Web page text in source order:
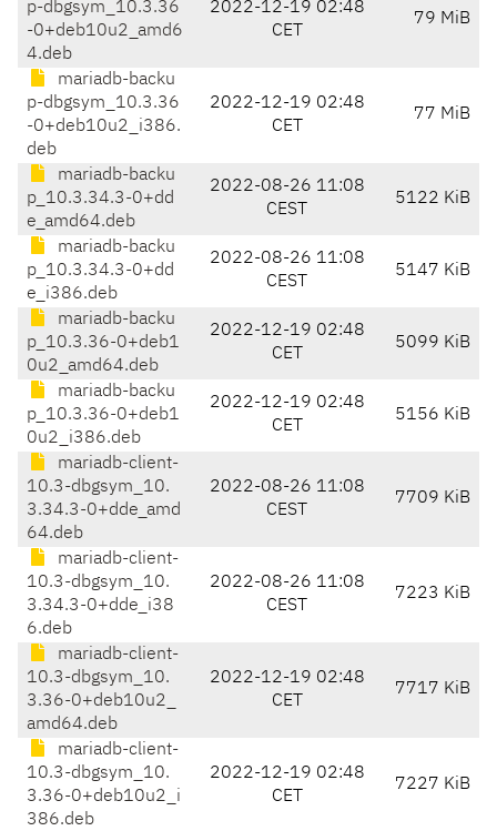
p-dbgsym_10.3.36
-0+deb10u2_amd6
4.deb
2022-12-19 02:48
CET
79 MiB
mariadb-backu
p-dbgsym_10.3.36
-0+deb10u2_i386.
deb
2022-12-19 02:48
CET
77 MiB
mariadb-backu
p_10.3.34.3-0+dd
e_amd64.deb
2022-08-26 11:08
CEST
5122 KiB
mariadb-backu
p_10.3.34.3-0+dd
e_i386.deb
2022-08-26 11:08
CEST
5147 KiB
mariadb-backu
p_10.3.36-0+deb1
0u2_amd64.deb
2022-12-19 02:48
CET
5099 KiB
mariadb-backu
p_10.3.36-0+deb1
0u2_i386.deb
2022-12-19 02:48
CET
5156 KiB
mariadb-client-
10.3-dbgsym_10.
3.34.3-0+dde_amd
64.deb
2022-08-26 11:08
CEST
7709 KiB
mariadb-client-
10.3-dbgsym_10.
3.34.3-0+dde_i38
6.deb
2022-08-26 11:08
CEST
7223 KiB
mariadb-client-
10.3-dbgsym_10.
3.36-0+deb10u2_
amd64.deb
2022-12-19 02:48
CET
7717 KiB
mariadb-client-
10.3-dbgsym_10.
3.36-0+deb10u2_i
386.deb
2022-12-19 02:48
CET
7227 KiB